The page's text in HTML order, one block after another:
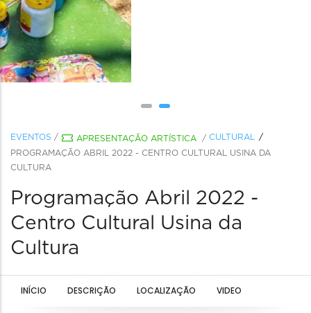
EVENTOS / APRESENTAÇÃO ARTÍSTICA / CULTURAL
PROGRAMAÇÃO ABRIL 2022 - CENTRO CULTURAL USINA DA
CULTURA
Programação Abril 2022 -
Centro Cultural Usina da
Cultura
INÍCIO DESCRIÇÃO LOCALIZAÇÃO VIDEO